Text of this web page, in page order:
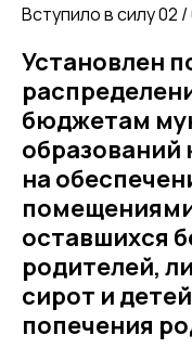
Вступило в силу 02 /
Установлен
бюджетам
образований
на
оставшихся
родителей,
сирот и
попечения